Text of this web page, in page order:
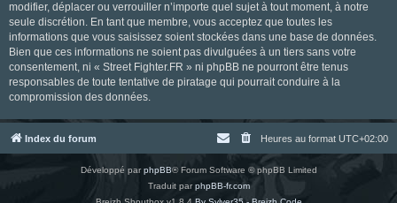
modifier, déplacer ou verrouiller n’importe quel sujet à tout moment, à notre
seule discrétion. En tant que membre, vous acceptez que toutes les
informations que vous saisissez soient stockées dans une base de données.
Bien que ces informations ne soient pas divulguées à un tiers sans votre
consentement, ni « Street Fighter.FR » ni phpBB ne pourront être tenus
responsables de toute tentative de piratage qui pourrait conduire à la
compromission des données.
Index du forum Heures au format UTC+02:00
Développé parphpBB® Forum Software © phpBB Limited
Traduit parphpBB-fr.com